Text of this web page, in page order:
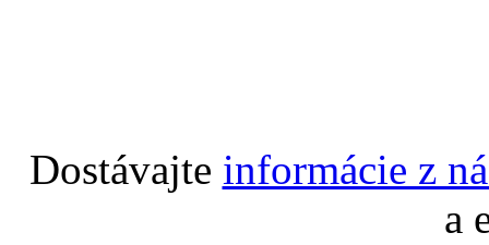
Dostávajte informácie z
a